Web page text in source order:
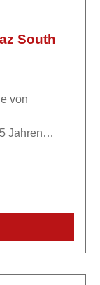
South
von
Jahren